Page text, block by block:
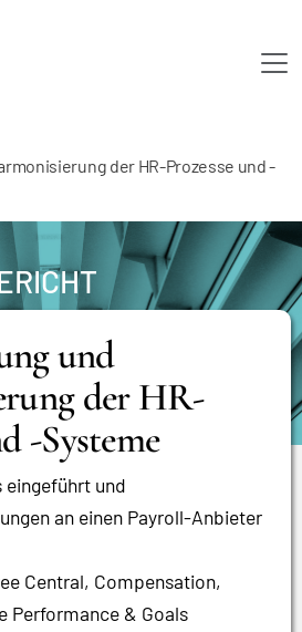
der HR-Prozesse und -
und
der HR-
-Systeme
eingeführt und
an einen Payroll-Anbieter
Central, Compensation,
Performance & Goals